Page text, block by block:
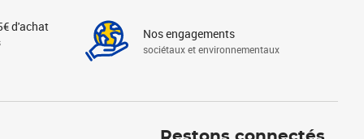
d'achat Nos engagements
sociétaux et environnementaux